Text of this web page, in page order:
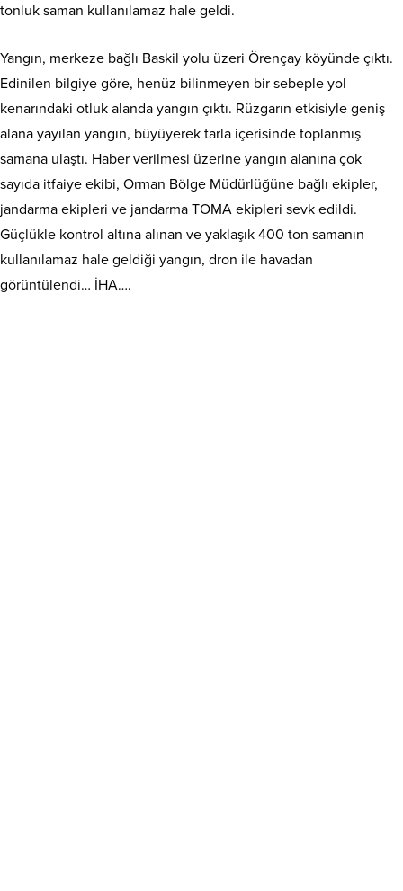
tonluk saman kullanılamaz hale geldi.
Yangın, merkeze bağlı Baskil yolu üzeri Örençay köyünde çıktı.
Edinilen bilgiye göre, henüz bilinmeyen bir sebeple yol
kenarındaki otluk alanda yangın çıktı. Rüzgarın etkisiyle geniş
alana yayılan yangın, büyüyerek tarla içerisinde toplanmış
samana ulaştı. Haber verilmesi üzerine yangın alanına çok
sayıda itfaiye ekibi, Orman Bölge Müdürlüğüne bağlı ekipler,
jandarma ekipleri ve jandarma TOMA ekipleri sevk edildi.
Güçlükle kontrol altına alınan ve yaklaşık 400 ton samanın
kullanılamaz hale geldiği yangın, dron ile havadan
görüntülendi… İHA….